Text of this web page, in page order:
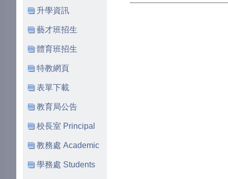
升學資訊
藝才班招生
體育班招生
特教網頁
表單下載
教育局公告
校長室 Principal
教務處 Academic
學務處 Students